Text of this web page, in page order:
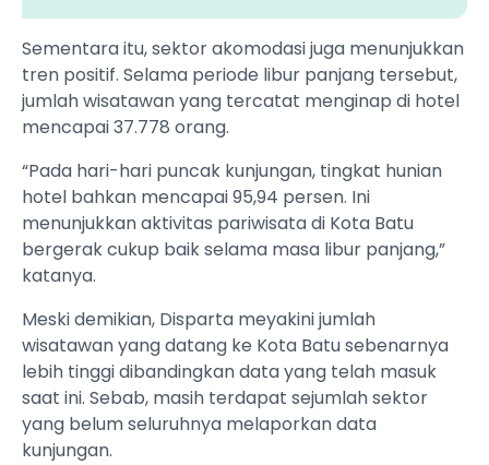
Sementara itu, sektor akomodasi juga menunjukkan
tren positif. Selama periode libur panjang tersebut,
jumlah wisatawan yang tercatat menginap di hotel
mencapai 37.778 orang.
“Pada hari-hari puncak kunjungan, tingkat hunian
hotel bahkan mencapai 95,94 persen. Ini
menunjukkan aktivitas pariwisata di Kota Batu
bergerak cukup baik selama masa libur panjang,”
katanya.
Meski demikian, Disparta meyakini jumlah
wisatawan yang datang ke Kota Batu sebenarnya
lebih tinggi dibandingkan data yang telah masuk
saat ini. Sebab, masih terdapat sejumlah sektor
yang belum seluruhnya melaporkan data
kunjungan.